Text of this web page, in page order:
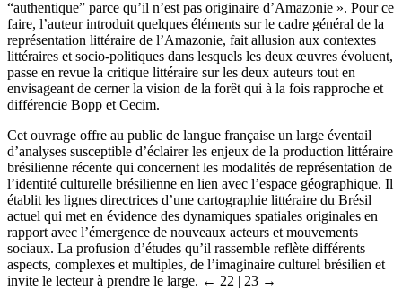
“authentique” parce qu’il n’est pas originaire d’Amazonie ». Pour ce
faire, l’auteur introduit quelques éléments sur le cadre général de la
représentation littéraire de l’Amazonie, fait allusion aux contextes
littéraires et socio-politiques dans lesquels les deux œuvres évoluent,
passe en revue la critique littéraire sur les deux auteurs tout en
envisageant de cerner la vision de la forêt qui à la fois rapproche et
différencie Bopp et Cecim.
Cet ouvrage offre au public de langue française un large éventail
d’analyses susceptible d’éclairer les enjeux de la production littéraire
brésilienne récente qui concernent les modalités de représentation de
l’identité culturelle brésilienne en lien avec l’espace géographique. Il
établit les lignes directrices d’une cartographie littéraire du Brésil
actuel qui met en évidence des dynamiques spatiales originales en
rapport avec l’émergence de nouveaux acteurs et mouvements
sociaux. La profusion d’études qu’il rassemble reflète différents
aspects, complexes et multiples, de l’imaginaire culturel brésilien et
invite le lecteur à prendre le large. ← 22 | 23 →